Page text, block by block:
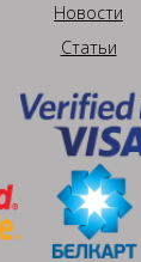
Новости
Статьи